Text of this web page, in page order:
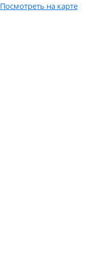
Посмотреть на карте